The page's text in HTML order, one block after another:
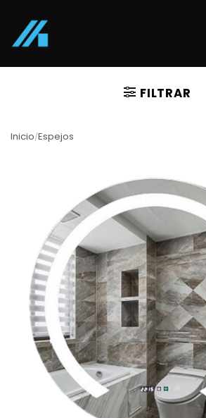
content
FILTRAR
Inicio/Espejos